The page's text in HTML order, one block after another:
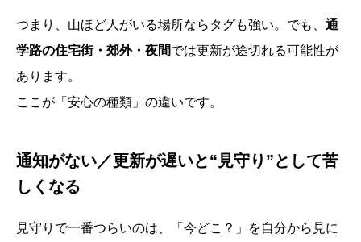
つまり、山ほど人がいる場所ならタグも強い。でも、 通
学路の住宅街・郊外・夜間では更新が途切れる可能性が
あります。
ここが「安心の種類」の違いです。
通知がない／更新が遅いと“見守り”として苦
しくなる
見守りで一番つらいのは、「今どこ？」を自分から見に